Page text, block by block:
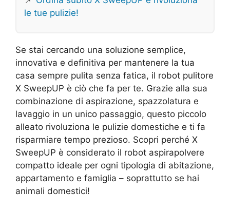
le tue pulizie!
Se stai cercando una soluzione semplice,
innovativa e definitiva per mantenere la tua
casa sempre pulita senza fatica, il robot pulitore
X SweepUP è ciò che fa per te. Grazie alla sua
combinazione di aspirazione, spazzolatura e
lavaggio in un unico passaggio, questo piccolo
alleato rivoluziona le pulizie domestiche e ti fa
risparmiare tempo prezioso. Scopri perché X
SweepUP è considerato il robot aspirapolvere
compatto ideale per ogni tipologia di abitazione,
appartamento e famiglia – soprattutto se hai
animali domestici!